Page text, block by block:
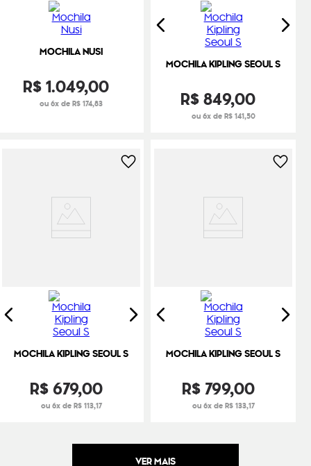
MOCHILA NUSI
R$1.049,00
ou 6x de R$ 174,83
MOCHILA KIPLING SEOUL S
R$849,00
ou 6x de R$ 141,50
MOCHILA KIPLING SEOUL S
R$ 679,00
ou 6x de R$ 113,17
MOCHILA KIPLING SEOUL S
R$ 799,00
ou 6x de R$ 133,17